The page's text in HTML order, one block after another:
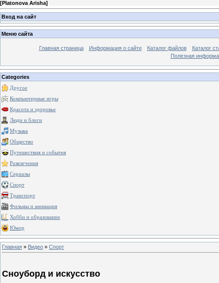
[Platonova Arisha]
Вход на сайт
Меню сайта
Главная страница Информация о сайте Каталог файлов
Каталог
Полезная
Categories
Другое
Компьютерные игры
Красота и здоровье
Люди и блоги
Музыка
Общество
Путешествия и события
Развлечения
Сериалы
Спорт
Транспорт
Фильмы и анимация
Хобби и образование
Юмор
Главная » Видео » Спорт
Сноуборд и искусство